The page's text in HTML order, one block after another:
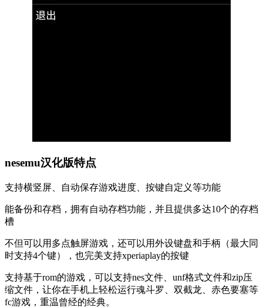
nesemu汉化版特点
支持横竖屏、自动保存游戏进度、按键自定义等功能
能备份和存档，拥有自动存档功能，并且提供多达10个的存档
槽
不但可以用多点触屏游戏，还可以用外设键盘和手柄（最大同
时支持4个键），也完美支持xperiaplay的按键
支持基于rom的游戏，可以支持nes文件、unf格式文件和zip压
缩文件，让你在手机上轻松运行魂斗罗、双截龙、赤色要塞等
fc游戏，重温曾经的经典。